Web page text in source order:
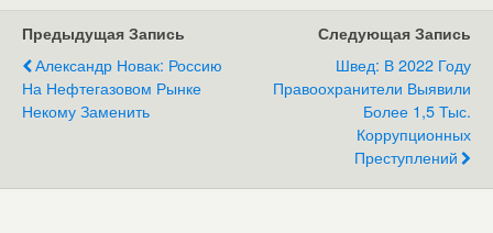
Предыдущая Запись
Александр Новак: Россию
На Нефтегазовом Рынке
Некому Заменить
Следующая Запись
Швед: В 2022 Году
Правоохранители Выявили
Более 1,5 Тыс.
Коррупционных
Преступлений